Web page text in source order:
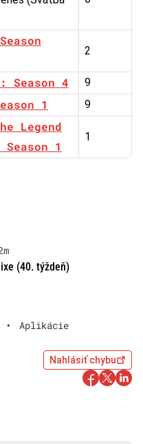
2
Season 4
9
1 9
Legend
1
1
(40. týždeň)
• Aplikácie
Nahlásiť chybu